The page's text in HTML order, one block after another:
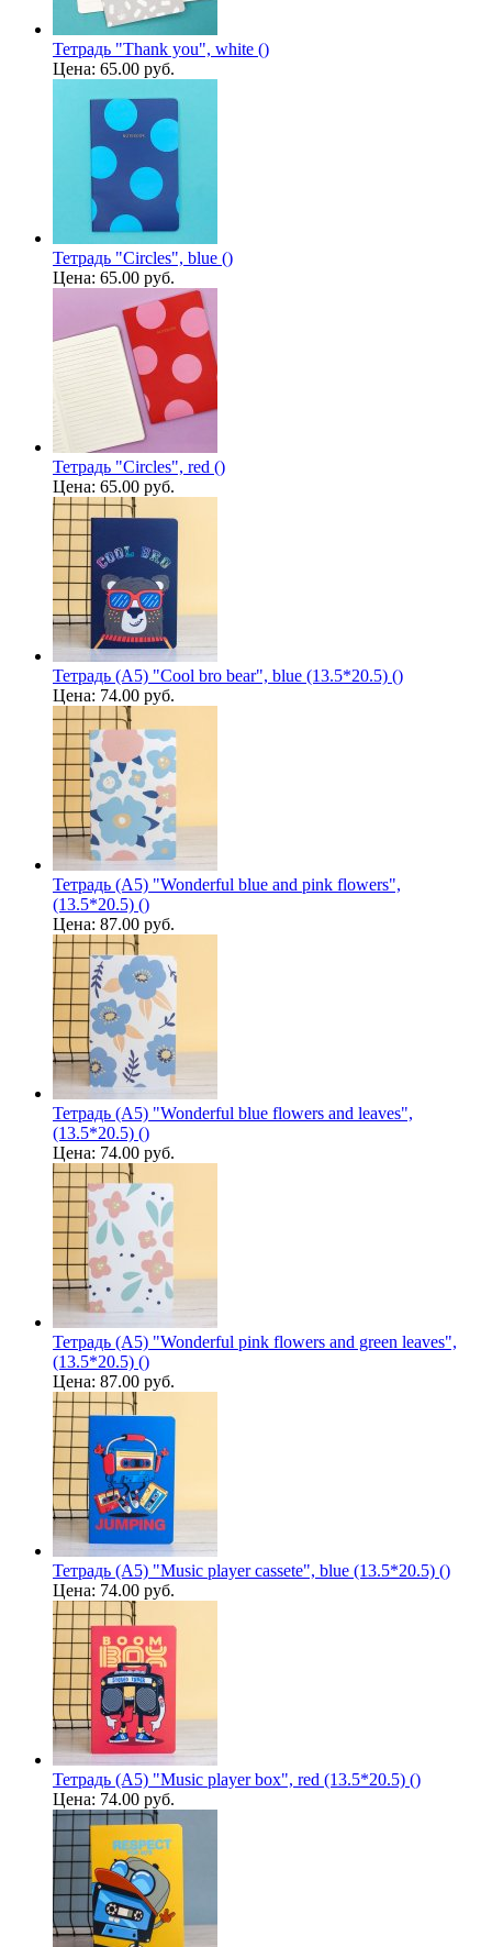
Тетрадь "Thank you", white ()
Цена: 65.00 руб.
Тетрадь "Circles", blue ()
Цена: 65.00 руб.
Тетрадь "Circles", red ()
Цена: 65.00 руб.
Тетрадь (A5) "Cool bro bear", blue (13.5*20.5) ()
Цена: 74.00 руб.
Тетрадь (A5) "Wonderful blue and pink flowers",
(13.5*20.5) ()
Цена: 87.00 руб.
Тетрадь (A5) "Wonderful blue flowers and leaves",
(13.5*20.5) ()
Цена: 74.00 руб.
Тетрадь (A5) "Wonderful pink flowers and green leaves",
(13.5*20.5) ()
Цена: 87.00 руб.
Тетрадь (A5) "Music player cassete", blue (13.5*20.5) ()
Цена: 74.00 руб.
Тетрадь (A5) "Music player box", red (13.5*20.5) ()
Цена: 74.00 руб.